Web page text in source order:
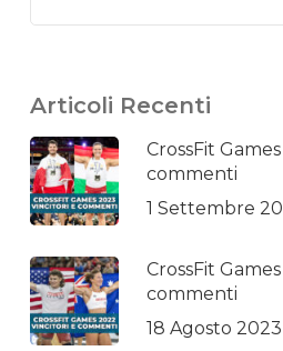
Articoli Recenti
CrossFit
commenti
1 Settembre
CrossFit
commenti
18 Agosto 2023